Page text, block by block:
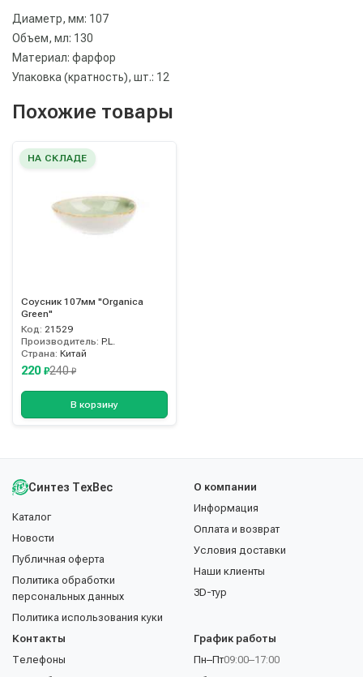
Диаметр, мм: 107
Объем, мл: 130
Материал: фарфор
Упаковка (кратность), шт.: 12
Похожие товары
НА СКЛАДЕ
Соусник 107мм "Organica
Green"
Код: 21529
Производитель: P.L.
Страна: Китай
220 ₽240₽
В корзину
Синтез ТехВес
Каталог
Новости
Публичная оферта
Политика обработки
персональных данных
Политика использования куки
О компании
Информация
Оплата и возврат
Условия доставки
Наши клиенты
3D-тур
Контакты
Телефоны
График работы
Пн–Пт09:00–17:00